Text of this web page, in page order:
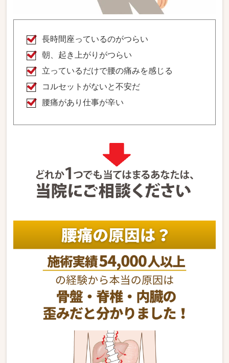
長時間座っているのがつらい
朝、起き上がりがつらい
立っているだけで腰の痛みを感じる
コルセットがないと不安だ
腰痛があり仕事が辛い